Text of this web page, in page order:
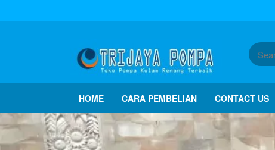
HOME CARA PEMBELIAN CONTACT US